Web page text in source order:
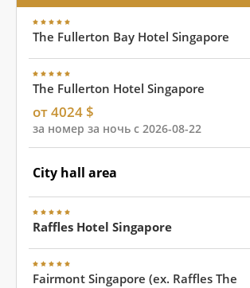
The Fullerton Bay Hotel Singapore
The Fullerton Hotel Singapore
от 4024 $
за номер за ночь с 2026-08-22
City hall area
Raffles Hotel Singapore
Fairmont Singapore (ex. Raffles The